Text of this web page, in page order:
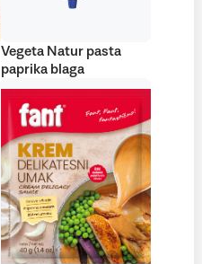
Vegeta Natur pasta
paprika blaga